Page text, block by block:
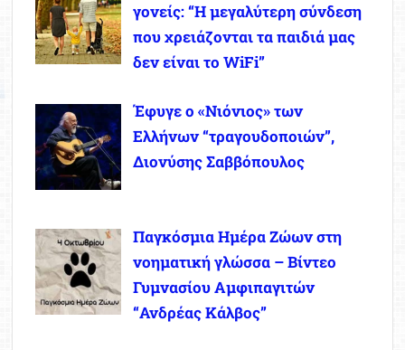
γονείς: “Η μεγαλύτερη σύνδεση
που χρειάζονται τα παιδιά μας
δεν είναι το WiFi”
Έφυγε ο «Νιόνιος» των
Ελλήνων “τραγουδοποιών”,
Διονύσης Σαββόπουλος
Παγκόσμια Ημέρα Ζώων στη
νοηματική γλώσσα – Βίντεο
Γυμνασίου Αμφιπαγιτών
“Ανδρέας Κάλβος”